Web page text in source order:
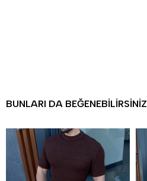
BUNLARI DA BEĞENEBILIRSINIZ